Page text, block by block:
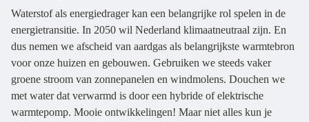
Waterstof als energiedrager kan een belangrijke rol spelen in de
energietransitie. In 2050 wil Nederland klimaatneutraal zijn. En
dus nemen we afscheid van aardgas als belangrijkste warmtebron
voor onze huizen en gebouwen. Gebruiken we steeds vaker
groene stroom van zonnepanelen en windmolens. Douchen we
met water dat verwarmd is door een hybride of elektrische
warmtepomp. Mooie ontwikkelingen! Maar niet alles kun je